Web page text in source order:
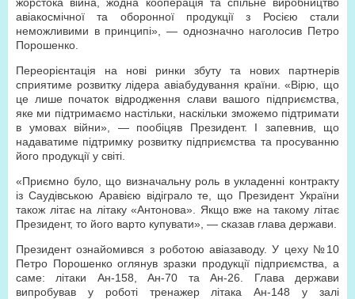
авіакосмічної та оборонної продукції з Росією стали
неможливими в принципі», — однозначно наголосив Петро
Порошенко.
Переорієнтація на нові ринки збуту та нових партнерів
сприятиме розвитку лідера авіабудування країни. «Вірю, що
це лише початок відродження слави вашого підприємства,
яке ми підтримаємо настільки, наскільки зможемо підтримати
в умовах війни», — пообіцяв Президент. І запевнив, що
надаватиме підтримку розвитку підприємства та просуванню
його продукції у світі.
«Приємно було, що визначальну роль в укладенні контракту
із Саудівською Аравією відіграло те, що Президент України
також літає на літаку «Антонова». Якщо вже на такому літає
Президент, то його варто купувати», — сказав глава держави.
Президент ознайомився з роботою авіазаводу. У цеху №10
Петро Порошенко оглянув зразки продукції підприємства, а
саме: літаки Ан-158, Ан-70 та Ан-26. Глава держави
випробував у роботі тренажер літака Ан-148 у залі